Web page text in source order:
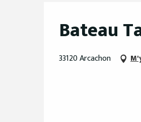
Bateau
33120 Arcachon